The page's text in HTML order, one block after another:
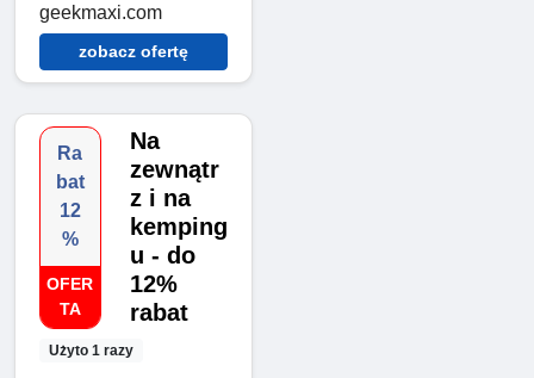
geekmaxi.com
zobacz ofertę
Ra
bat
12
%
OFER
TA
Użyto 1 razy
Na
zewnątr
z i na
kemping
u - do
12%
rabat